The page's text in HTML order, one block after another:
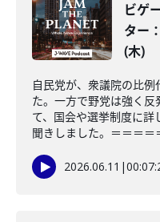
ビゲ
ター
(木)
自民党が、衆議院の比
た。一方で野党は強く
て、国会や選挙制度に詳
聞きしました。＝＝＝＝
2026.06.11 |